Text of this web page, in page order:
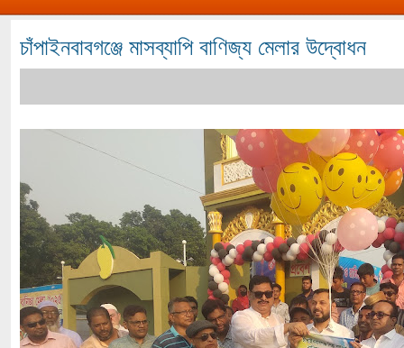
চাঁপাইনবাবগঞ্জে মাসব্যাপি বাণিজ্য মেলার উদ্বোধন